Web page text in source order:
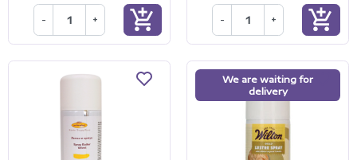
- + add_shopping_cart - + add_shopping_cart
We are waiting for
delivery